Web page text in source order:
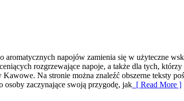
aromatycznych napojów zamienia się w użyteczne
rozgrzewające napoje, a także dla tych,
Na stronie można znaleźć obszerne teksty
zaczynające swoją przygodę, jak [ Read More ]